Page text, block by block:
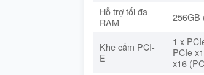
Hỗ trợ tối đa
RAM
256GB
Khe cắm PCI-
E
1 x
PCIe
x16